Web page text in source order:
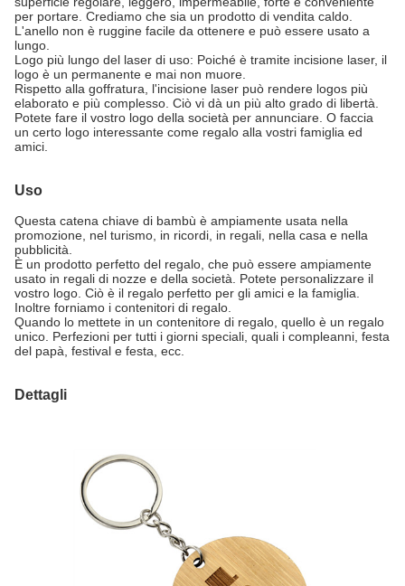
per portare. Crediamo che sia un prodotto di vendita caldo.
L'anello non è ruggine facile da ottenere e può essere usato a
lungo.
Logo più lungo del laser di uso: Poiché è tramite incisione laser, il
logo è un permanente e mai non muore.
Rispetto alla goffratura, l'incisione laser può rendere logos più
elaborato e più complesso. Ciò vi dà un più alto grado di libertà.
Potete fare il vostro logo della società per annunciare. O faccia
un certo logo interessante come regalo alla vostri famiglia ed
amici.
Uso
Questa catena chiave di bambù è ampiamente usata nella
promozione, nel turismo, in ricordi, in regali, nella casa e nella
pubblicità.
È un prodotto perfetto del regalo, che può essere ampiamente
usato in regali di nozze e della società. Potete personalizzare il
vostro logo. Ciò è il regalo perfetto per gli amici e la famiglia.
Inoltre forniamo i contenitori di regalo.
Quando lo mettete in un contenitore di regalo, quello è un regalo
unico. Perfezioni per tutti i giorni speciali, quali i compleanni, festa
del papà, festival e festa, ecc.
Dettagli